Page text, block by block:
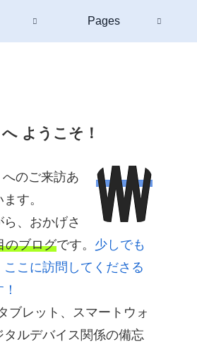
Pages
ようこそ！
へのご来訪あ
す。
、おかげさ
のブログです。 少しでも
こに訪問してくださる
ブレット、スマートウォ
タルデバイス関係の備忘